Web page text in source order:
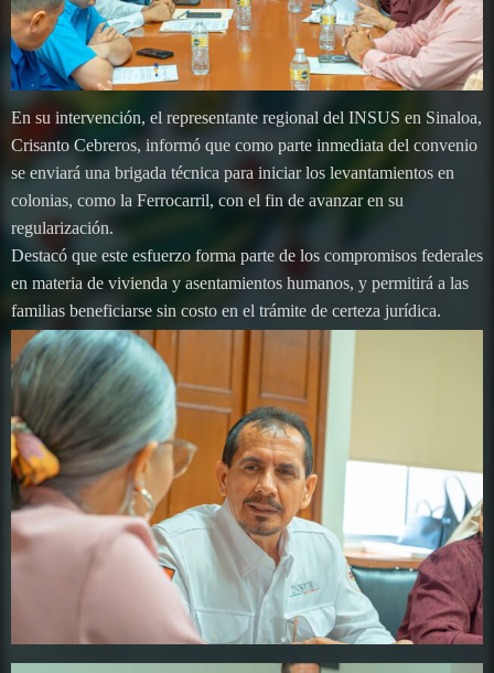
En su intervención, el representante regional del INSUS en Sinaloa,
Crisanto Cebreros, informó que como parte inmediata del convenio
se enviará una brigada técnica para iniciar los levantamientos en
colonias, como la Ferrocarril, con el fin de avanzar en su
regularización.
Destacó que este esfuerzo forma parte de los compromisos federales
en materia de vivienda y asentamientos humanos, y permitirá a las
familias beneficiarse sin costo en el trámite de certeza jurídica.